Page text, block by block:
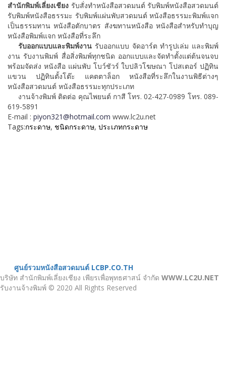
สำนักพิมพ์เลี่ยงเชียง รับสั่งทำหนังสือสวดมนต์ รับพิมพ์หนังสือสวดมนต์
รับพิมพ์หนังสือธรรมะ รับพิมพ์แผ่นพับสวดมนต์ หนังสือธรรมะพิมพ์แจก
เป็นธรรมทาน หนังสือตักบาตร สังฆทานหนังสือ หนังสือสำหรับทำบุญ
หนังสือพิมพ์แจก หนังสือที่ระลึก
รับออกแบบและพิมพ์งาน รับออกแบบ จัดอาร์ต ทำรูปเล่ม และพิมพ์
งาน รับงานพิมพ์ สื่อสิ่งพิมพ์ทุกชนิด ออกแบบและจัดทำตั้งแต่ต้นจนจบ
พร้อมจัดส่ง หนังสือ แผ่นพับ โบว์ชัวร์ ใบปลิวโฆษณา โปสเตอร์ ปฏิทิน
แขวน ปฏิทินตั้งโต๊ะ แคตตาล็อก หนังสือที่ระลึกในงานพิธีต่างๆ
หนังสือสวดมนต์ หนังสือธรรมะทุกประเภท
งานจ้างพิมพ์ ติดต่อ คุณไพยนต์ กาสี โทร. 02-427-0989 โทร. 089-
619-5891
E-mail : piyon321@hotmail.com www.lc2u.net
Tags:กระดาษ, ชนิดกระดาษ, ประเภทกระดาษ
ศูนย์รวมหนังสือสวดมนต์ LCBP.CO.TH
บริษัท สำนักพิมพ์เลี่ยงเชียง เพียรเพื่อพุทธศาสน์ จำกัด WWW.LC2U.NET
รับงานจ้างพิมพ์ © 2020 All Rights Reserved